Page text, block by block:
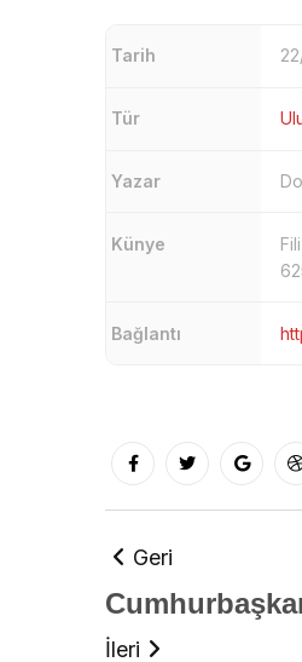
Tarih
Tür
Yazar
Künye
Bağlantı
Geri
İleri